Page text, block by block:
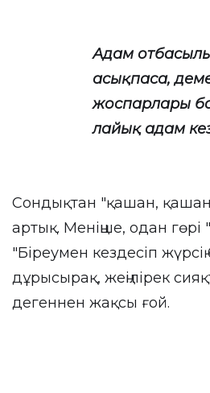
Адам
асықпаса,
жоспарлары
лайық адам
Сондықтан "қашан,
артық. Меніңше, одан гөрі
"Біреумен кездесіп
дұрысырақ, жеңілірек
дегеннен жақсы ғой.